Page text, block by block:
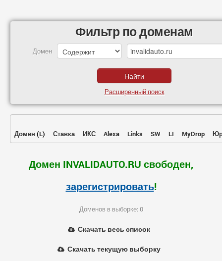
Фильтр по доменам
Домен
Расширенный поиск
Домен (L) Ставка ИКС Alexa Links SW LI MyDrop
Домен INVALIDAUTO.RU свободен,
зарегистрировать!
Доменов в выборке: 0
Скачать весь список
Скачать текущую выборку